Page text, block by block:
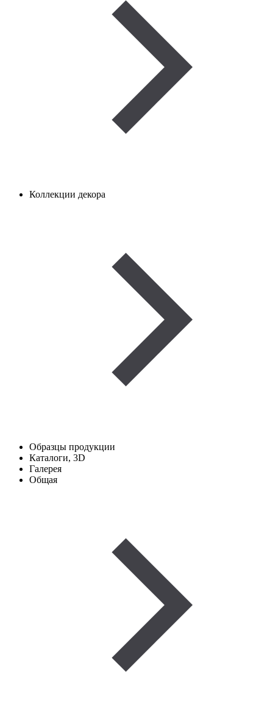
Коллекции декора
Образцы продукции
Каталоги, 3D
Галерея
Общая